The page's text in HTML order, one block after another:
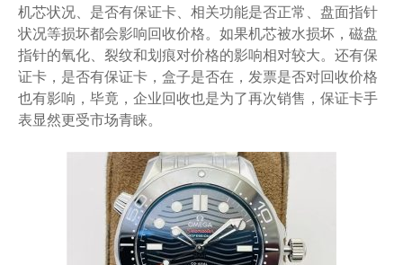
机芯状况、是否有保证卡、相关功能是否正常、盘面指针
状况等损坏都会影响回收价格。如果机芯被水损坏，磁盘
指针的氧化、裂纹和划痕对价格的影响相对较大。还有保
证卡，是否有保证卡，盒子是否在，发票是否对回收价格
也有影响，毕竟，企业回收也是为了再次销售，保证卡手
表显然更受市场青睐。